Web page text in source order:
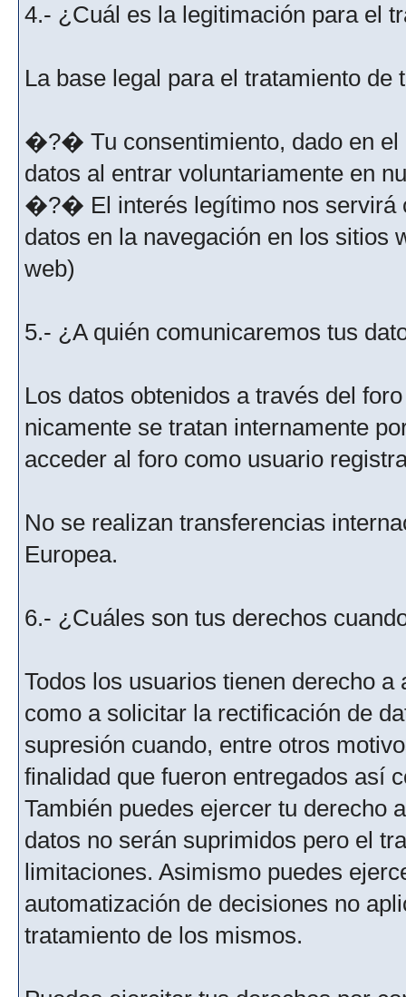
4.- ¿Cuál es la legitimación para el
La base legal para el tratamiento
�?� Tu consentimiento, dado en el
datos al entrar voluntariamente en
�?� El interés legítimo nos servirá
datos en la navegación en los sitios
web)
5.- ¿A quién comunicaremos tus
Los datos obtenidos a través del
nicamente se tratan internamente
acceder al foro como usuario
No se realizan transferencias
Europea.
6.- ¿Cuáles son tus derechos
Todos los usuarios tienen derecho
como a solicitar la rectificación de
supresión cuando, entre otros
finalidad que fueron entregados así
También puedes ejercer tu derecho
datos no serán suprimidos pero el
limitaciones. Asimismo puedes
automatización de decisiones no
tratamiento de los mismos.